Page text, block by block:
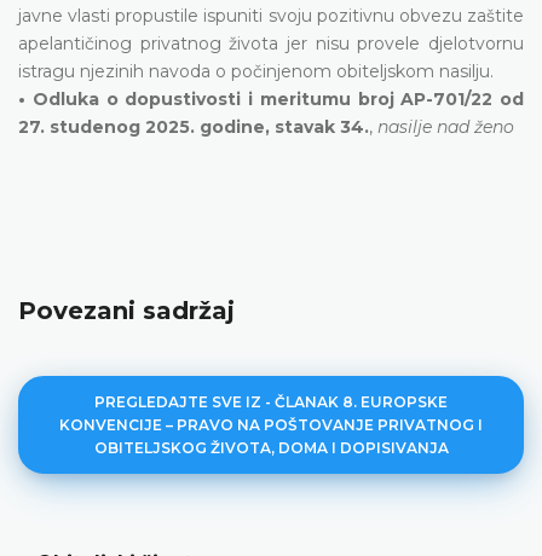
javne vlasti propustile ispuniti svoju pozitivnu obvezu zaštite
apelantičinog privatnog života jer nisu provele djelotvornu
istragu njezinih navoda o počinjenom obiteljskom nasilju.
• Odluka o dopustivosti i meritumu broj AP-701/22 od
27. studenog 2025. godine, stavak 34., nasilje nad ženo
Povezani sadržaj
PREGLEDAJTE SVE IZ - ČLANAK 8. EUROPSKE
KONVENCIJE – PRAVO NA POŠTOVANJE PRIVATNOG I
OBITELJSKOG ŽIVOTA, DOMA I DOPISIVANJA